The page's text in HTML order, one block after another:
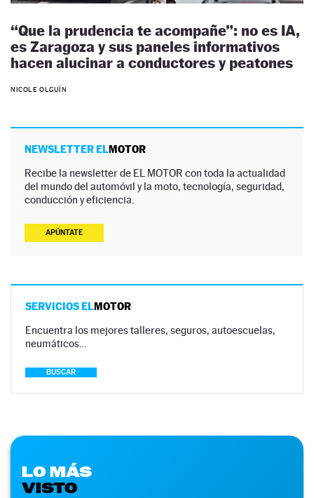
“Que la prudencia te acompañe”: no es IA,
es Zaragoza y sus paneles informativos
hacen alucinar a conductores y peatones
NICOLE OLGUÍN
NEWSLETTER ELMOTOR
Recibe la newsletter de EL MOTOR con toda la actualidad
del mundo del automóvil y la moto, tecnología, seguridad,
conducción y eficiencia.
APÚNTATE
SERVICIOS ELMOTOR
Encuentra los mejores talleres, seguros, autoescuelas,
neumáticos…
BUSCAR
LO MÁS
VISTO